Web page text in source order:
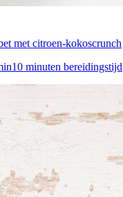
met citroen-kokoscrunch
10 minuten bereidingstijd